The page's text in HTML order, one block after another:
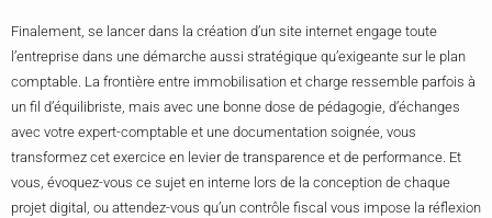
Finalement, se lancer dans la création d’un site internet engage toute
l’entreprise dans une démarche aussi stratégique qu’exigeante sur le plan
comptable. La frontière entre immobilisation et charge ressemble parfois à
un fil d’équilibriste, mais avec une bonne dose de pédagogie, d’échanges
avec votre expert-comptable et une documentation soignée, vous
transformez cet exercice en levier de transparence et de performance. Et
vous, évoquez-vous ce sujet en interne lors de la conception de chaque
projet digital, ou attendez-vous qu’un contrôle fiscal vous impose la réflexion